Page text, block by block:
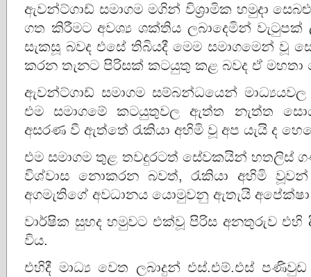
ඇවන්ට්ගාඩ් සමාගම මගින් විශ්‍රාමික හමුදා
ගත කිරීමට අවශ්‍ය ශක්තිය ලබාදෙමින් වැටුපක්
සැකසූ බවද එසේ තිබියදී මෙම සමාගමෙන් වූ
කරන තැනට පිරිසක් කටයුතු කළ බවද ඒ මහතා
ඇවන්ට්ගාඩ් සමාගම සම්බන්ධයෙන්
එම සමාගමේ කටයුතුවල ඇත්ත නැත්ත
අසරණ වී ඇත්තේ රැකියා අහිමි වූ අප යැයි ද
එම සමාගම තුළ තවදුරටත් සේවකයින් හතලිස්
විශ්වාස නොකරන බවත්, රැකියා අහිමි
අගමැතිගේ අවධානය යොමුවනු ඇතැයි
වාර්ෂික සුහද හමුවට එක්වූ පිරිස අනතුරුව
විය.
එහිදී මාධ්‍ය වෙත ලබාදුන් එස්.එම්.එස්